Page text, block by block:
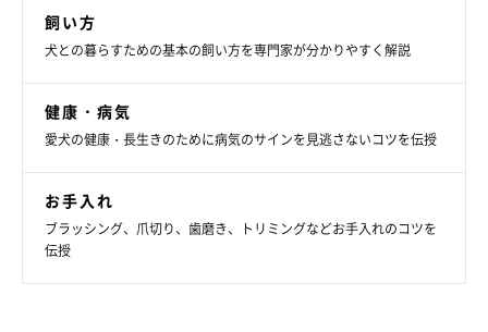
飼い方
犬との暮らすための基本の飼い方を専門家が分かりやすく解説
健康・病気
愛犬の健康・長生きのために病気のサインを見逃さないコツを伝授
お手入れ
ブラッシング、爪切り、歯磨き、トリミングなどお手入れのコツを
伝授